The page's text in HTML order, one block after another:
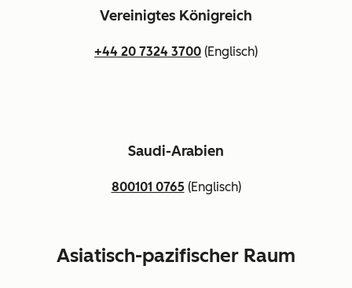
Vereinigtes Königreich
+44 20 7324 3700 (Englisch)
Saudi-Arabien
800101 0765(Englisch)
Asiatisch-pazifischer Raum